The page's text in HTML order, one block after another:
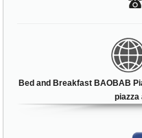
Bed and Breakfast BAOBAB
piazza